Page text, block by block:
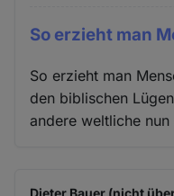
So erzieht man
So erzieht man
den biblischen
andere weltliche
Dieter Bauer (nicht